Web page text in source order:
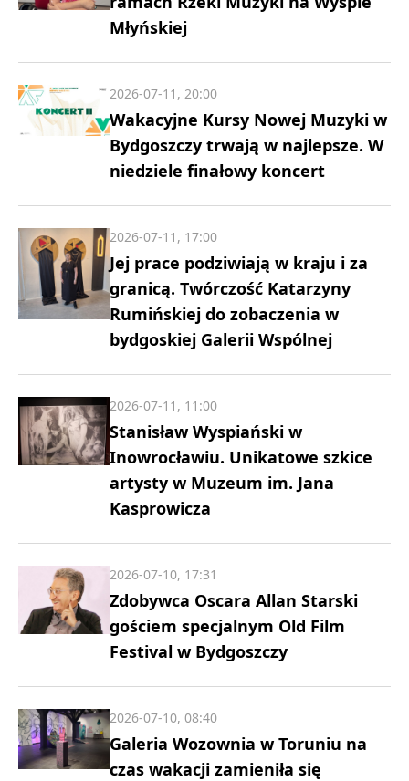
Młyńskiej
Wakacyjne Kursy Nowej Muzyki w
Bydgoszczy trwają w najlepsze. W
niedziele finałowy koncert
2026-07-11, 20:00
Jej prace podziwiają w kraju i za
granicą. Twórczość Katarzyny
Rumińskiej do zobaczenia w
bydgoskiej Galerii Wspólnej
2026-07-11, 17:00
Stanisław Wyspiański w
Inowrocławiu. Unikatowe szkice
artysty w Muzeum im. Jana
Kasprowicza
2026-07-11, 11:00
Zdobywca Oscara Allan Starski
gościem specjalnym Old Film
Festival w Bydgoszczy
2026-07-10, 17:31
Galeria Wozownia w Toruniu na
czas wakacji zamieniła się
2026-07-10, 08:40